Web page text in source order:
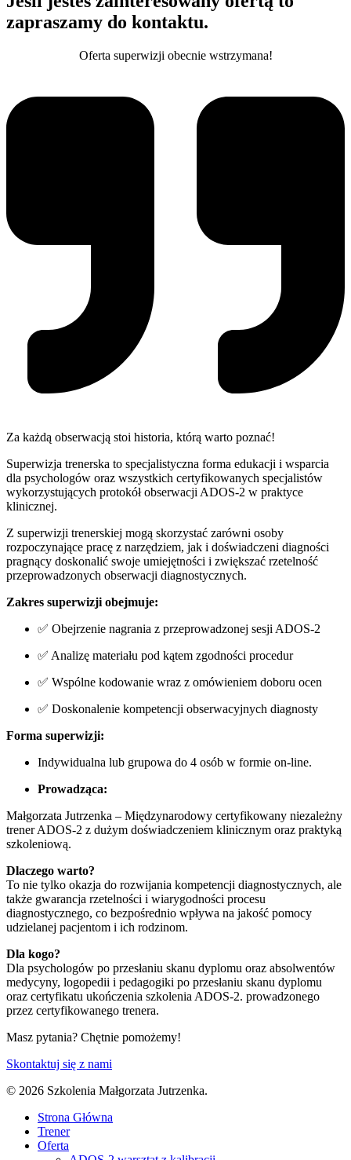
zapraszamy do kontaktu.
Oferta superwizji obecnie wstrzymana!
Za każdą obserwacją stoi historia, którą warto poznać!
Superwizja trenerska to specjalistyczna forma edukacji i wsparcia
dla psychologów oraz wszystkich certyfikowanych specjalistów
wykorzystujących protokół obserwacji ADOS-2 w praktyce
klinicznej.
Z superwizji trenerskiej mogą skorzystać zarówni osoby
rozpoczynające pracę z narzędziem, jak i doświadczeni diagności
pragnący doskonalić swoje umiejętności i zwiększać rzetelność
przeprowadzonych obserwacji diagnostycznych.
Zakres superwizji obejmuje:
✅ Obejrzenie nagrania z przeprowadzonej sesji ADOS-2
✅ Analizę materiału pod kątem zgodności procedur
✅ Wspólne kodowanie wraz z omówieniem doboru ocen
✅ Doskonalenie kompetencji obserwacyjnych diagnosty
Forma superwizji:
Indywidualna lub grupowa do 4 osób w formie on-line.
Prowadząca:
Małgorzata Jutrzenka – Międzynarodowy certyfikowany niezależny
trener ADOS-2 z dużym doświadczeniem klinicznym oraz praktyką
szkoleniową.
Dlaczego warto?
To nie tylko okazja do rozwijania kompetencji diagnostycznych, ale
także gwarancja rzetelności i wiarygodności procesu
diagnostycznego, co bezpośrednio wpływa na jakość pomocy
udzielanej pacjentom i ich rodzinom.
Dla kogo?
Dla psychologów po przesłaniu skanu dyplomu oraz absolwentów
medycyny, logopedii i pedagogiki po przesłaniu skanu dyplomu
oraz certyfikatu ukończenia szkolenia ADOS-2. prowadzonego
przez certyfikowanego trenera.
Masz pytania? Chętnie pomożemy!
Skontaktuj się z nami
© 2026 Szkolenia Małgorzata Jutrzenka.
Strona Główna
Trener
Oferta